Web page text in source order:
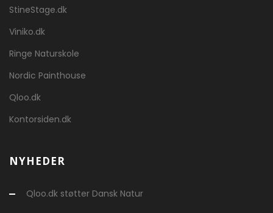
StineStage.dk
Viniko.dk
Ringe Naturskole
Nordic Painthouse
Qloo.dk
Kontorsiden.dk
NYHEDER
Qloo.dk støtter Dansk Natur